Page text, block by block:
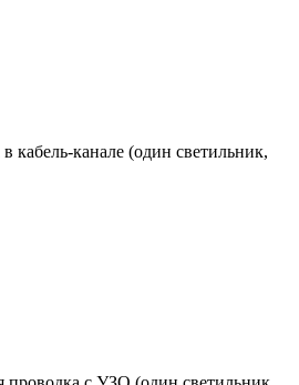
кабель-канале (один светильник,